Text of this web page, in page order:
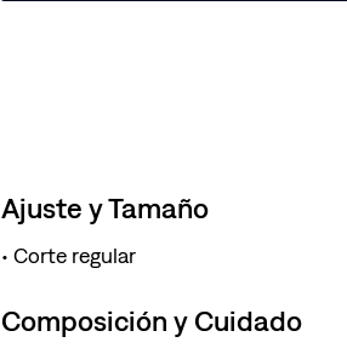
Ajuste y Tamaño
Corte regular
Composición y Cuidado